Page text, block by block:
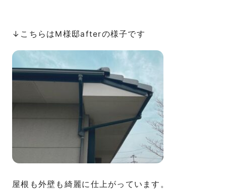
↓こちらはM様邸afterの様子です
屋根も外壁も綺麗に仕上がっています。